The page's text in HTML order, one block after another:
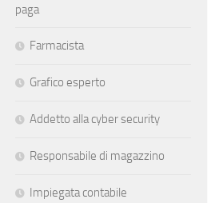
paga
Farmacista
Grafico esperto
Addetto alla cyber security
Responsabile di magazzino
Impiegata contabile